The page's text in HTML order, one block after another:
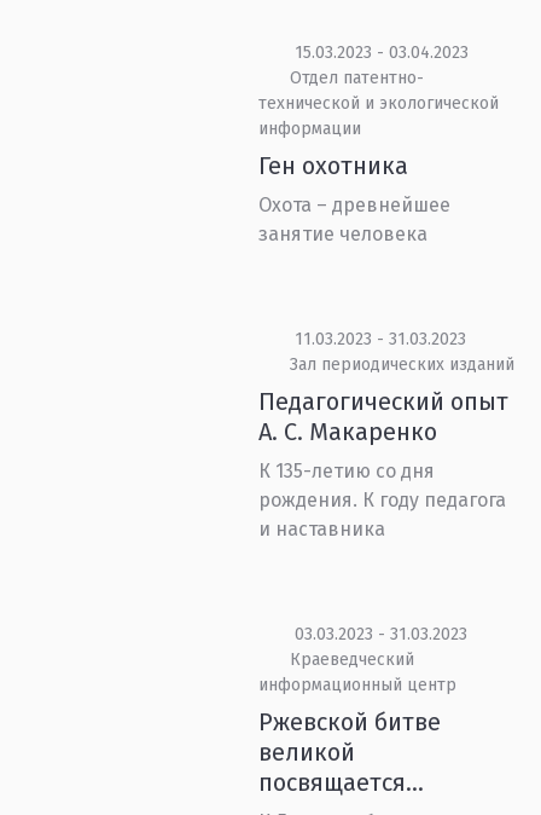
15.03.2023 - 03.04.2023
Отдел патентно-
технической и экологической
информации
Ген охотника
Охота – древнейшее
занятие человека
11.03.2023 - 31.03.2023
Зал периодических изданий
Педагогический опыт
А. С. Макаренко
К 135-летию со дня
рождения. К году педагога
и наставника
03.03.2023 - 31.03.2023
Краеведческий
информационный центр
Ржевской битве
великой
посвящается...